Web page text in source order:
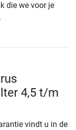
die we voor je
4,5 t/m
vindt u in de